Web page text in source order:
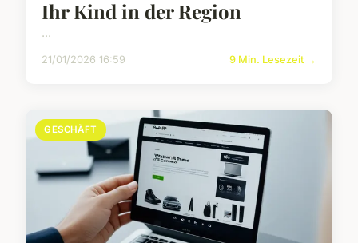
Ihr Kind in der Region
...
21/01/2026 16:59 9 Min. Lesezeit →
GESCHÄFT